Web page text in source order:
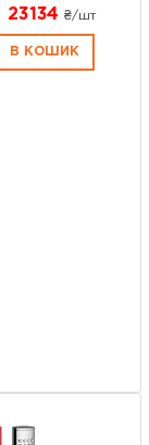
23134₴/шт
В КОШИК